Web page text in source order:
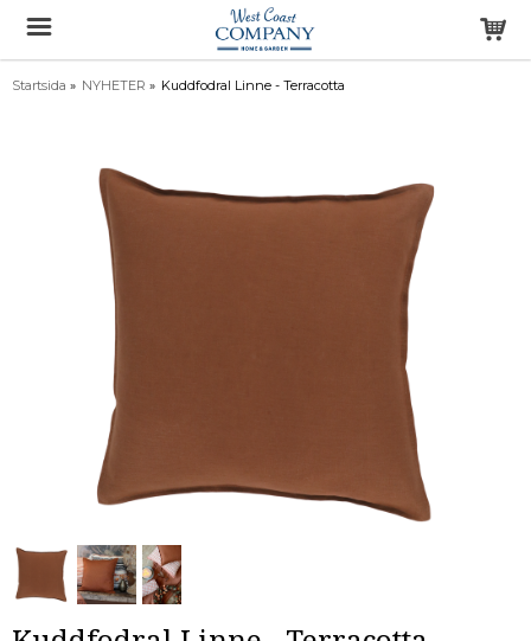
Startsida » NYHETER » Kuddfodral Linne - Terracotta